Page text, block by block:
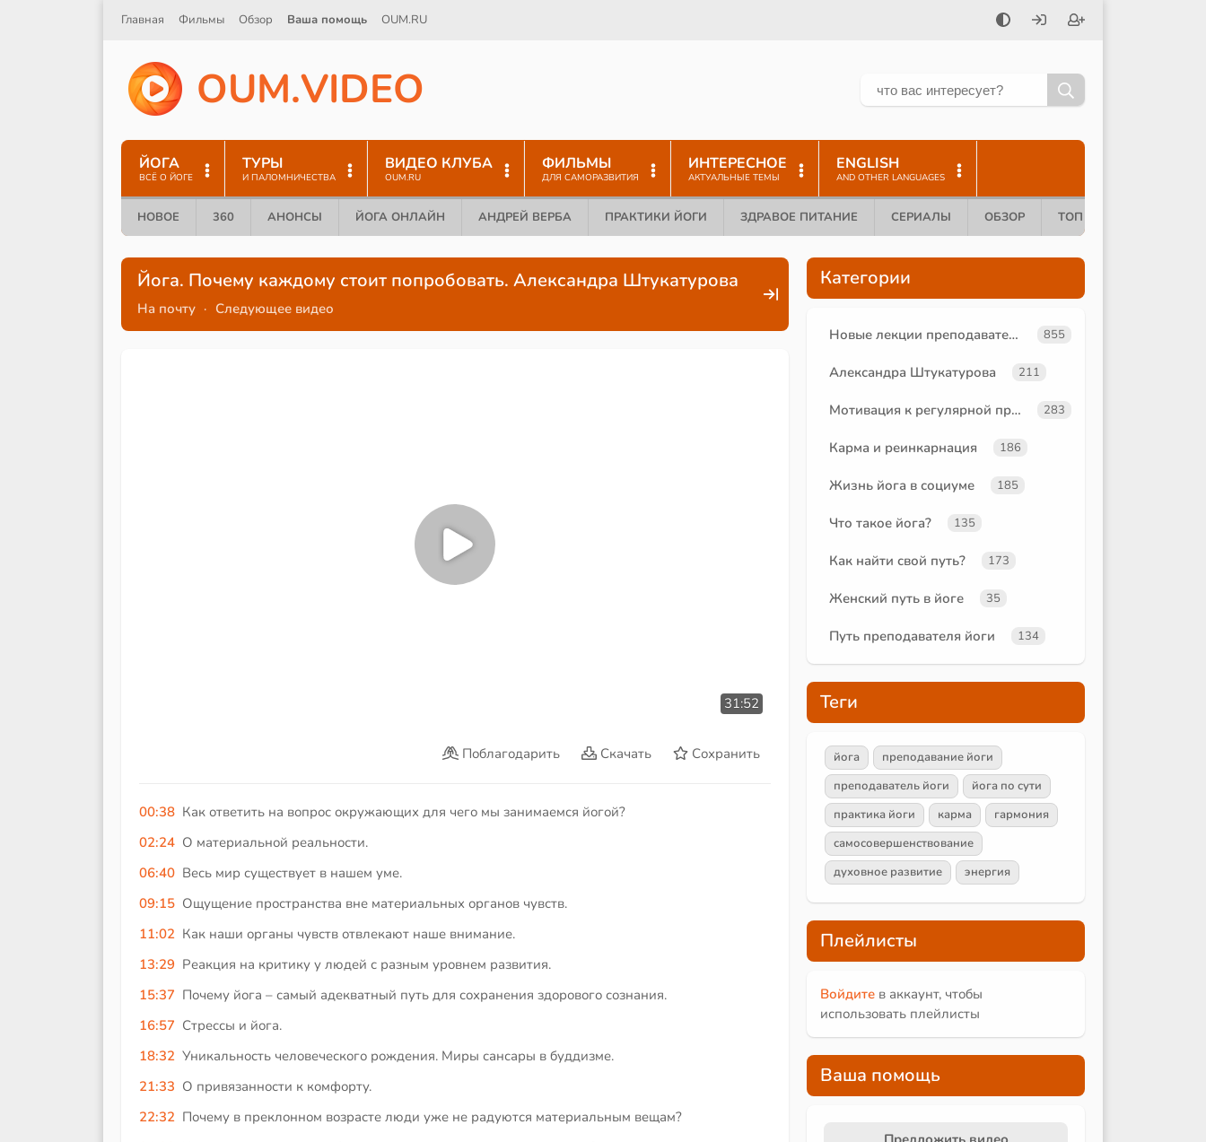
Главная Фильмы Обзор Ваша помощь OUM.RU
OUM.VIDEO
ЙОГА
ВСЁ О ЙОГЕ
ТУРЫ
И ПАЛОМНИЧЕСТВА
ВИДЕО КЛУБА
OUM.RU
ФИЛЬМЫ
ДЛЯ САМОРАЗВИТИЯ
ИНТЕРЕСНОЕ
АКТУАЛЬНЫЕ ТЕМЫ
ENGLISH
AND OTHER LANGUAGES
НОВОЕ 360 АНОНСЫ ЙОГА ОНЛАЙН АНДРЕЙ ВЕРБА ПРАКТИКИ ЙОГИ ЗДРАВОЕ ПИТАНИЕ СЕРИАЛЫ ОБЗОР ТОП 10
Йога. Почему каждому стоит попробовать. Александра Штукатурова
На почту · Следующее видео
31:52
Поблагодарить Скачать Сохранить
00:38 Как ответить на вопрос окружающих для чего мы занимаемся йогой?
02:24 О материальной реальности.
06:40 Весь мир существует в нашем уме.
09:15 Ощущение пространства вне материальных органов чувств.
11:02 Как наши органы чувств отвлекают наше внимание.
13:29 Реакция на критику у людей с разным уровнем развития.
15:37 Почему йога – самый адекватный путь для сохранения здорового сознания.
16:57 Стрессы и йога.
18:32 Уникальность человеческого рождения. Миры сансары в буддизме.
21:33 О привязанности к комфорту.
22:32 Почему в преклонном возрасте люди уже не радуются материальным вещам?
Категории
Новые лекции преподавателей 855
Александра Штукатурова 211
Мотивация к регулярной практике 283
Карма и реинкарнация 186
Жизнь йога в социуме 185
Что такое йога? 135
Как найти свой путь? 173
Женский путь в йоге 35
Путь преподавателя йоги 134
Теги
йога
преподавание йоги
преподаватель йоги
йога по сути
практика йоги
карма
гармония
самосовершенствование
духовное развитие
энергия
Плейлисты
Войдите в аккаунт, чтобы
использовать плейлисты
Ваша помощь